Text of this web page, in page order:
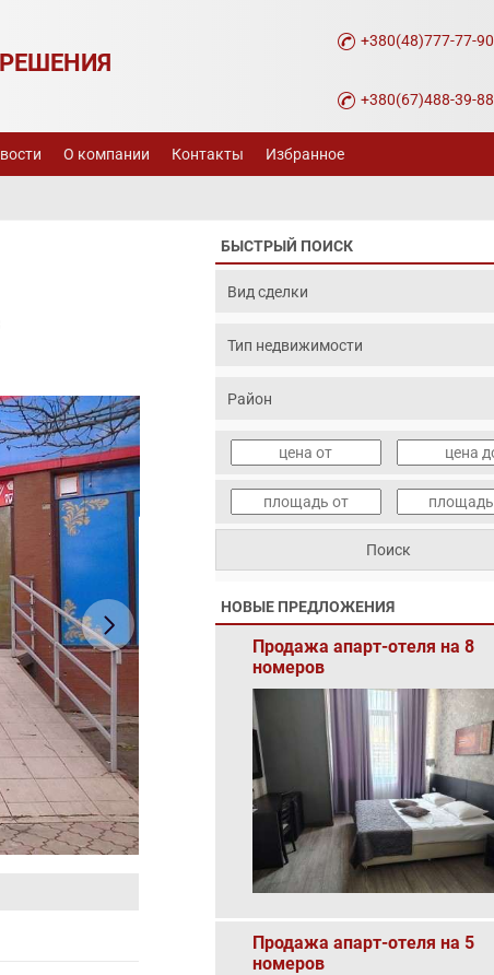
+380(48)777-77-90
+380(67)488-39-88
О компании Контакты Избранное
БЫСТРЫЙ ПОИСК
НОВЫЕ ПРЕДЛОЖЕНИЯ
Продажа апарт-отеля на 8
номеров
Продажа апарт-отеля на 5
номеров